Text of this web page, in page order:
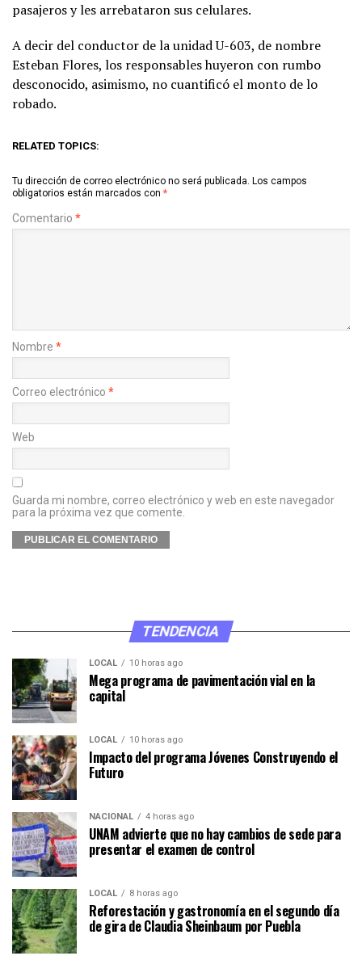
pasajeros y les arrebataron sus celulares.
A decir del conductor de la unidad U-603, de nombre
Esteban Flores, los responsables huyeron con rumbo
desconocido, asimismo, no cuantificó el monto de lo
robado.
RELATED TOPICS:
Tu dirección de correo electrónico no será publicada. Los campos
obligatorios están marcados con *
Comentario *
Nombre *
Correo electrónico *
Web
Guarda mi nombre, correo electrónico y web en este navegador
para la próxima vez que comente.
TENDENCIA
LOCAL 10 horas ago
Mega programa de pavimentación vial en la
capital
LOCAL 10 horas ago
Impacto del programa Jóvenes Construyendo el
Futuro
NACIONAL 4 horas ago
UNAM advierte que no hay cambios de sede para
presentar el examen de control
LOCAL 8 horas ago
Reforestación y gastronomía en el segundo día
de gira de Claudia Sheinbaum por Puebla